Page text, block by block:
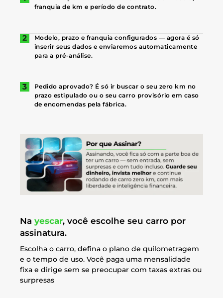
franquia de km e período de contrato.
Modelo, prazo e franquia configurados — agora é só
inserir seus dados e enviaremos automaticamente
para a pré-análise.
Pedido aprovado? É só ir buscar o seu zero km no
prazo estipulado ou o seu carro provisório em caso
de encomendas pela fábrica.
Na yescar, você escolhe seu carro por
assinatura.
Escolha o carro, defina o plano de quilometragem
e o tempo de uso. Você paga uma mensalidade
fixa e dirige sem se preocupar com taxas extras ou
surpresas